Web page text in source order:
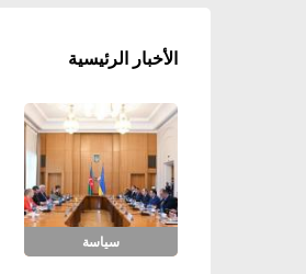
الأخبار الرئيسية
سياسة